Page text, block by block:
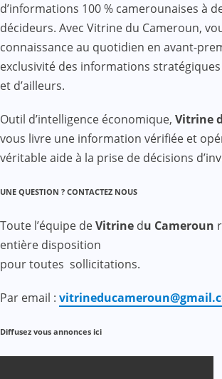
d’informations 100 % camerounaises à
décideurs. Avec Vitrine du Cameroun,
connaissance au quotidien en avant-
exclusivité des informations
et d’ailleurs.
Outil d’intelligence économique, Vitrine
vous livre une information vérifiée et
véritable aide à la prise de décisions
UNE QUESTION ? CONTACTEZ NOUS
Toute l’équipe deVitrine du Cameroun
entière disposition
pour toutes sollicitations.
Par email :
Diffusez vous annonces ici